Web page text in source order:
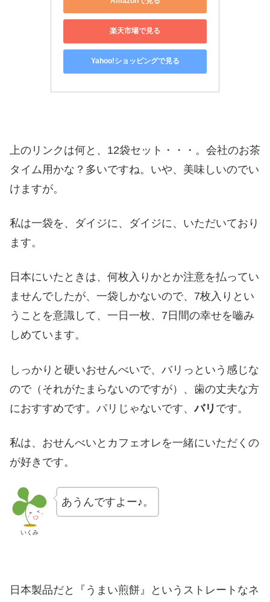
楽天市場で見る
Yahoo!ショッピングで見る
上のリンクは何と、12袋セット・・・。会社のお茶
タイム用かな？多いですね。いや、美味しいのでい
けますが。
私は一袋を、ダイジに、ダイジに、いただいており
ます。
日本にいたときは、何枚入りかとか注意を払ってい
ませんでしたが、一袋しかないので、7枚入りとい
うことを意識して、一日一枚、7日間の幸せを嚙み
しめています。
しっかりと硬いおせんべいで、バリっという感じな
ので（それがたまらないのですが）、歯の丈夫な方
におすすめです。パリじゃないです、バリ です。
私は、おせんべいとカフェオレを一緒にいただくの
が好きです。
いくみ
あうんですよー♪。
日本製品だと『うまい煎餅』というストレートなネ